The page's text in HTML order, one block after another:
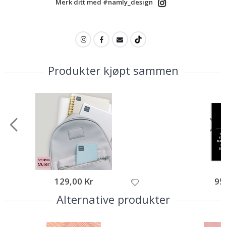
Merk ditt med #namly_design
Produkter kjøpt sammen
129,00 Kr
Alternative produkter